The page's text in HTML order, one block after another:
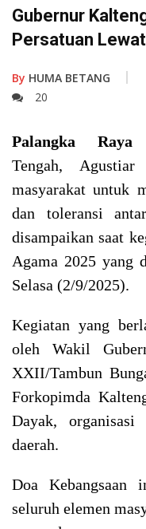
Gubernur
Persatuan
By HUMA BETANG
20
Palangka Raya
Tengah,
masyarakat untuk
dan toleransi
disampaikan saat
Agama 2025 yang
Selasa (2/9/2025).
Kegiatan yang
oleh Wakil
XXII/Tambun
Forkopimda
Dayak, organisasi
daerah.
Doa Kebangsaan
seluruh elemen